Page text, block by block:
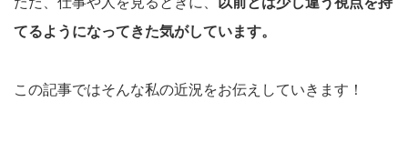
てるようになってきた気がしています。
この記事ではそんな私の近況をお伝えしていきます！